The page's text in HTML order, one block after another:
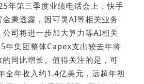
年第三季度业绩电话会上，快手
秉透露，因可灵AI等相关业务
司将进一步加大算力等AI相关
年集团整体Capex支出较去年将
同比增长。值得关注的是，可
全年收入约1.4亿美元，远超年初